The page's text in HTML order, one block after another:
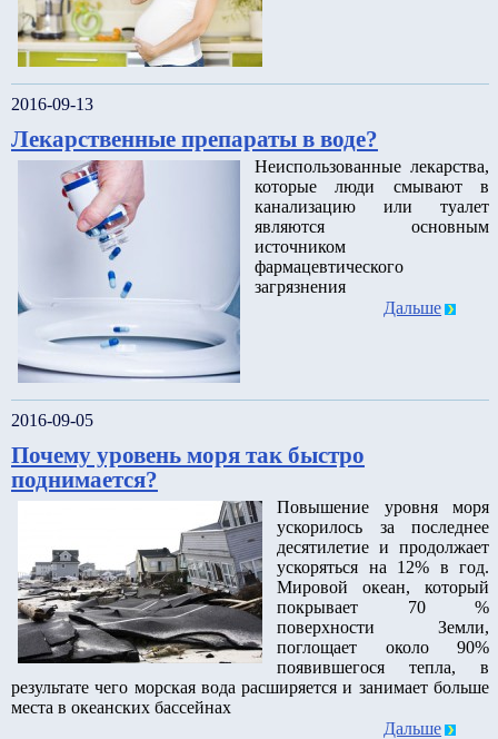
2016-09-13
Лекарственные препараты в воде?
Неиспользованные лекарства,
которые люди смывают в
канализацию или туалет
являются основным
источником
фармацевтического
загрязнения
Дальше
2016-09-05
Почему уровень моря так быстро
поднимается?
Повышение уровня моря
ускорилось за последнее
десятилетие и продолжает
ускоряться на 12% в год.
Мировой океан, который
покрывает 70 %
поверхности Земли,
поглощает около 90%
появившегося тепла, в
результате чего морская вода расширяется и занимает больше
места в океанских бассейнах
Дальше